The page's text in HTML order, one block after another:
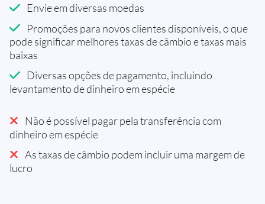
Envie em diversas moedas
Promoções para novos clientes disponíveis, o que
pode significar melhores taxas de câmbio e taxas mais
baixas
Diversas opções de pagamento, incluindo
levantamento de dinheiro em espécie
Não é possível pagar pela transferência com
dinheiro em espécie
As taxas de câmbio podem incluir uma margem de
lucro